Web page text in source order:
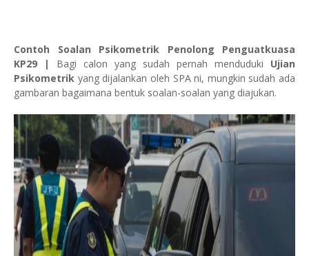
Contoh Soalan Psikometrik Penolong Penguatkuasa
KP29 | Bagi calon yang sudah pernah menduduki Ujian
Psikometrik yang dijalankan oleh SPA ni, mungkin sudah ada
gambaran bagaimana bentuk soalan-soalan yang diajukan.